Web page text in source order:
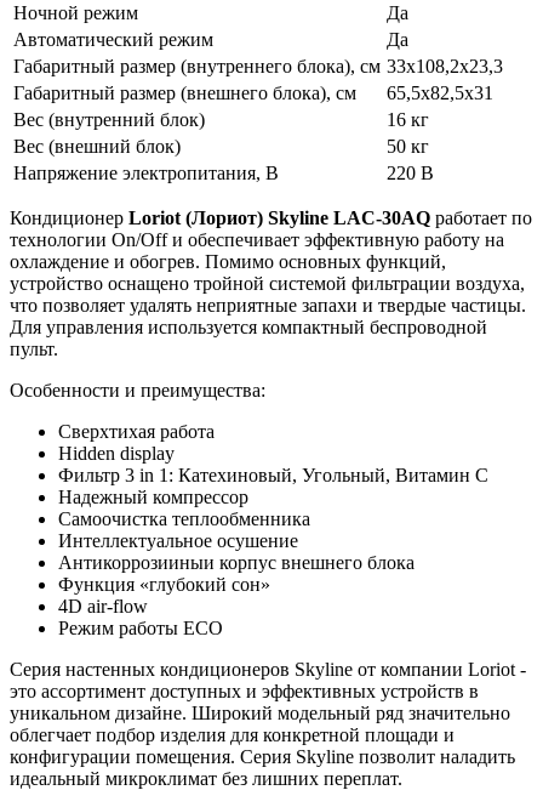
Ночной режим
Да
Автоматический режим
Да
Габаритный размер (внутреннего блока), см 33x108,2x23,3
Габаритный размер (внешнего блока), см
65,5х82,5х31
Вес (внутренний блок)
16 кг
Вес (внешний блок)
50 кг
Напряжение электропитания, В
220 В
Кондиционер Loriot (Лориот) Skyline LAC-30AQ работает по
технологии On/Off и обеспечивает эффективную работу на
охлаждение и обогрев. Помимо основных функций,
устройство оснащено тройной системой фильтрации воздуха,
что позволяет удалять неприятные запахи и твердые частицы.
Для управления используется компактный беспроводной
пульт.
Особенности и преимущества:
Сверхтихая работа
Hidden display
Фильтр 3 in 1: Катехиновый, Угольный, Витамин С
Надежный компрессор
Самоочистка теплообменника
Интеллектуальное осушение
Антикоррозииныи корпус внешнего блока
Функция «глубокий сон»
4D air-flow
Режим работы ECO
Серия настенных кондиционеров Skyline от компании Loriot -
это ассортимент доступных и эффективных устройств в
уникальном дизайне. Широкий модельный ряд значительно
облегчает подбор изделия для конкретной площади и
конфигурации помещения. Серия Skyline позволит наладить
идеальный микроклимат без лишних переплат.